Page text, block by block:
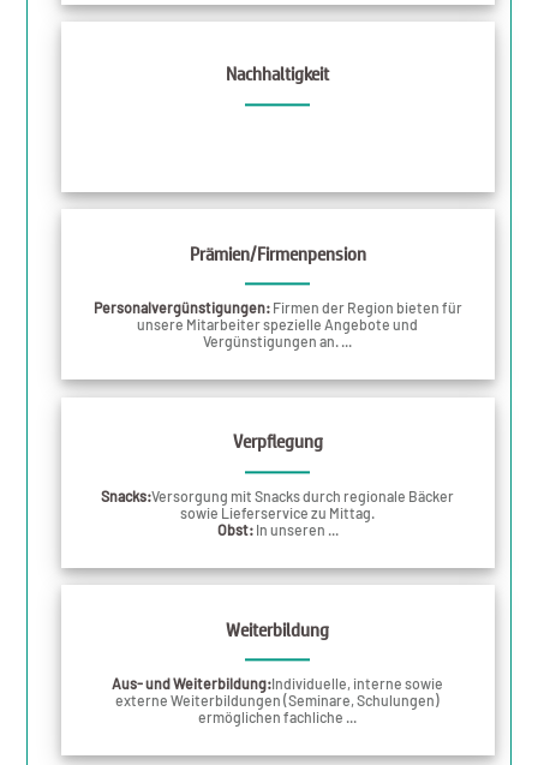
Nachhaltigkeit
Prämien/Firmenpension
Personalvergünstigungen:Firmen der Region bieten für
unsere Mitarbeiter spezielle Angebote und
Vergünstigungen an. ...
Verpflegung
Snacks:Versorgung mit Snacks durch regionale Bäcker
sowie Lieferservice zu Mittag.
Obst:In unseren ...
Weiterbildung
Aus- und Weiterbildung:Individuelle, interne sowie
externe Weiterbildungen (Seminare, Schulungen)
ermöglichen fachliche ...